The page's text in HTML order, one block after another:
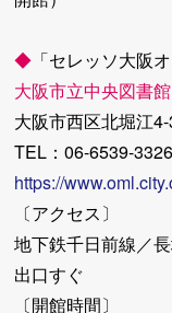
◆ 「セレッソ大阪
大阪市立中央図書館
大阪市西区北堀江
TEL：06-6539-3326
https://
〔アクセス〕
地下鉄千日前線／
出口すぐ
〔開館時間〕